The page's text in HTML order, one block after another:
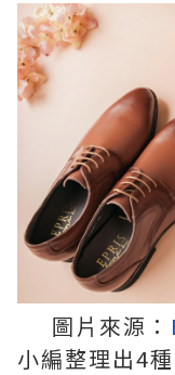
圖片來源：
小編整理出4